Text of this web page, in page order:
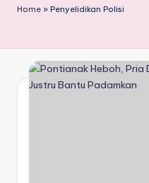
Hutan
Home » Penyelidikan Polisi